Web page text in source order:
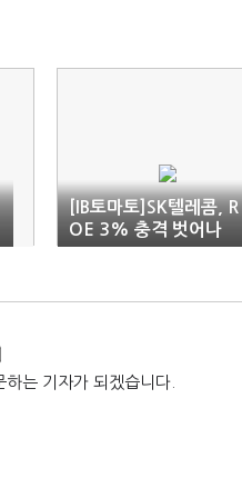
[IB토마토]SK텔레콤, R
OE 3% 충격 벗어나
나…AI로 10% 회복 가
하는 기자가 되겠습니다.